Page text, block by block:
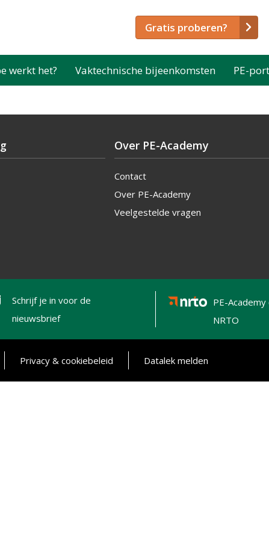
Gratis proberen?
werkt het? Vaktechnische bijeenkomsten PE-
Over PE-Academy
Contact
Over PE-Academy
Veelgestelde vragen
Schrijf je in voor de
nieuwsbrief
PE-
NRTO
Privacy & cookiebeleid Datalek melden